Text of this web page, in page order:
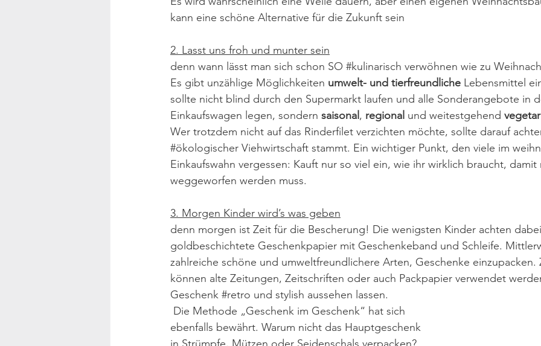
kann eine schöne Alternative für die Zukunft sein
2. Lasst uns froh und munter sein
denn wann lässt man sich schon SO #kulinarisch verwöhnen wie zu
Es gibt unzählige Möglichkeiten umwelt- und tierfreundliche Lebensmittel
sollte nicht blind durch den Supermarkt laufen und alle Sonderangebote in
Einkaufswagen legen, sondern saisonal , regional und weitestgehend
Wer trotzdem nicht auf das Rinderfilet verzichten möchte, sollte darauf
#ökologischer Viehwirtschaft stammt. Ein wichtiger Punkt, den viele im
Einkaufswahn vergessen: Kauft nur so viel ein, wie ihr wirklich braucht, damit
weggeworfen werden muss.
3. Morgen Kinder wird’s was geben
denn morgen ist Zeit für die Bescherung! Die wenigsten Kinder achten
goldbeschichtete Geschenkpapier mit Geschenkeband und Schleife.
zahlreiche schöne und umweltfreundlichere Arten, Geschenke einzupacken.
können alte Zeitungen, Zeitschriften oder auch Packpapier verwendet
Geschenk #retro und stylish aussehen lassen.
ebenfalls bewährt. Warum nicht das Hauptgeschenk